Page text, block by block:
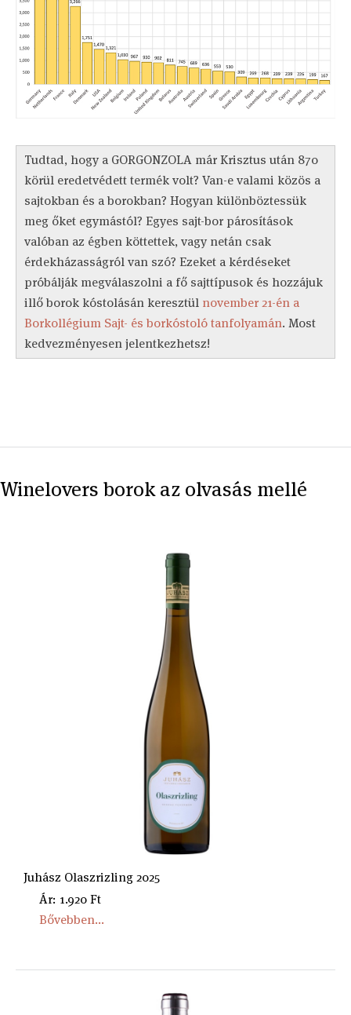
Tudtad, hogy a GORGONZOLA már Krisztus után 870
körül eredetvédett termék volt? Van-e valami közös a
sajtokban és a borokban? Hogyan különböztessük
meg őket egymástól? Egyes sajt-bor párosítások
valóban az égben köttettek, vagy netán csak
érdekházasságról van szó? Ezeket a kérdéseket
próbálják megválaszolni a fő sajttípusok és hozzájuk
illő borok kóstolásán keresztül november 21-én a
Borkollégium Sajt- és borkóstoló tanfolyamán. Most
kedvezményesen jelentkezhetsz!
Winelovers borok az olvasás mellé
Juhász Olaszrizling 2025
Ár: 1.920 Ft
Bővebben...